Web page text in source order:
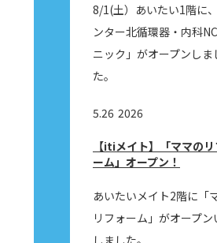
8/1(土）あいたい1階に
ンター北循環器・内科
ニック」がオープンしま
た。
5.26 2026
【itiメイト】「ママの
ーム」オープン！
あいたいメイト2階に「
リフォーム」がオープン
しました。